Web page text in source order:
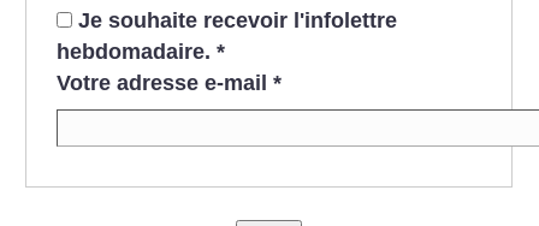
Je souhaite recevoir l'infolettre
hebdomadaire. *
Votre adresse e-mail *